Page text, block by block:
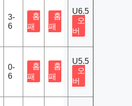
3-
6
홈
패
홈
패
U6.5
오
버
0-
6
홈
패
홈
패
U5.5
오
버